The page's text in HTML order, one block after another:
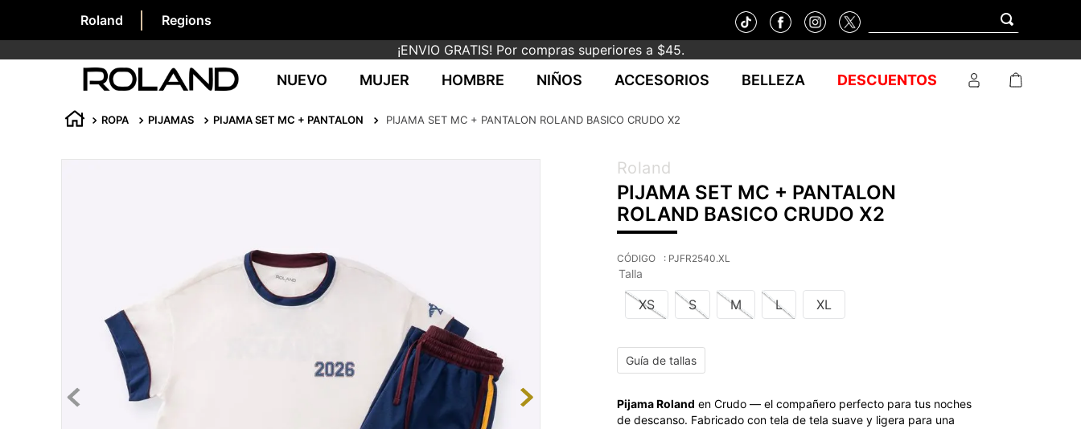
Roland
Regions
¡ENVIO GRATIS! Por compras superiores a $45.
NUEVO MUJER HOMBRE NIÑOS ACCESORIOS BELLEZA DESCUENTOS
ROPA PIJAMAS PIJAMA SET MC + PANTALON PIJAMA SET MC + PANTALON ROLAND BASICO CRUDO X2
Roland
PIJAMA SET MC + PANTALON
ROLAND BASICO CRUDO X2
: PJFR2540.XL
Talla
XS S M L XL
Guía de tallas
Pijama Roland en Crudo — el compañero perfecto para tus noches
de descanso. Fabricado con tela de tela suave y ligera para una